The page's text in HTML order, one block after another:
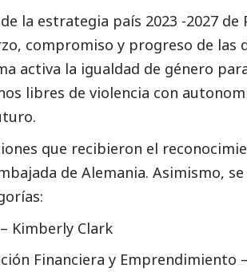
la estrategia país 2023 -2027
compromiso y progreso de las
activa la igualdad de género
libres de violencia con
que recibieron el
de Alemania. Asimismo,
Kimberly Clark
Financiera y Emprendimiento